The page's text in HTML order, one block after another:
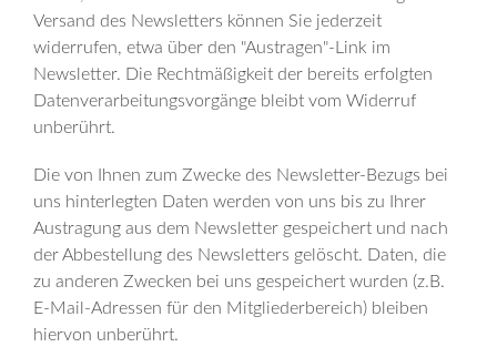
Versand des Newsletters können Sie jederzeit
widerrufen, etwa über den "Austragen"-Link im
Newsletter. Die Rechtmäßigkeit der bereits erfolgten
Datenverarbeitungsvorgänge bleibt vom Widerruf
unberührt.
Die von Ihnen zum Zwecke des Newsletter-Bezugs bei
uns hinterlegten Daten werden von uns bis zu Ihrer
Austragung aus dem Newsletter gespeichert und nach
der Abbestellung des Newsletters gelöscht. Daten, die
zu anderen Zwecken bei uns gespeichert wurden (z.B.
E-Mail-Adressen für den Mitgliederbereich) bleiben
hiervon unberührt.